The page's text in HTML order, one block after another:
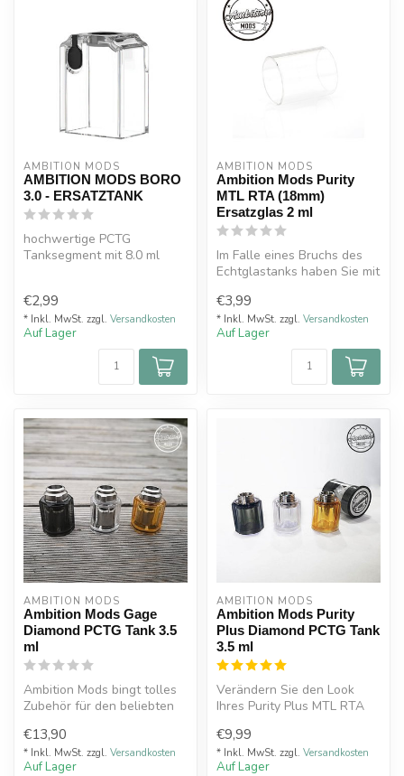
AMBITION MODS
AMBITION MODS BORO
3.0 - ERSATZTANK
hochwertige PCTG
Tanksegment mit 8.0 ml
€2,99
* Inkl. MwSt. zzgl. Versandkosten
Auf Lager
AMBITION MODS
Ambition Mods Purity
MTL RTA (18mm)
Ersatzglas 2 ml
Im Falle eines Bruchs des
Echtglastanks haben Sie mit
Ersat...
€3,99
* Inkl. MwSt. zzgl. Versandkosten
Auf Lager
AMBITION MODS
Ambition Mods Gage
Diamond PCTG Tank 3.5
ml
Ambition Mods bingt tolles
Zubehör für den beliebten
Selbstwickeltankve...
€13,90
* Inkl. MwSt. zzgl. Versandkosten
Auf Lager
AMBITION MODS
Ambition Mods Purity
Plus Diamond PCTG Tank
3.5 ml
Verändern Sie den Look
Ihres Purity Plus MTL RTA
Tankto...
€9,99
* Inkl. MwSt. zzgl. Versandkosten
Auf Lager